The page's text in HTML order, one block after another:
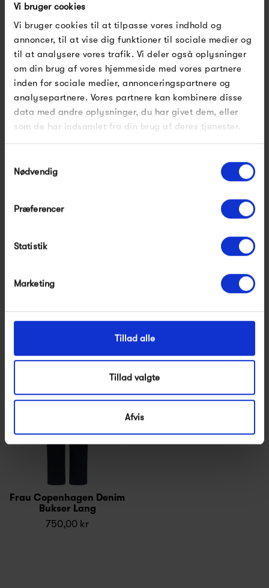
Vi bruger cookies
Vi bruger cookies til at tilpasse vores indhold og
annoncer, til at vise dig funktioner til sociale medier og
til at analysere vores trafik. Vi deler også oplysninger
om din brug af vores hjemmeside med vores partnere
inden for sociale medier, annonceringspartnere og
analysepartnere. Vores partnere kan kombinere disse
data med andre oplysninger, du har givet dem, eller
som de har indsamlet fra din brug af deres tjenester.
Nødvendig
Præferencer
Statistik
Marketing
Tillad alle
Tillad valgte
Afvis
Frau Melbourne
Ankelbukser
550,00 kr
Frau Seoul Lang Denim
Skjorte
1 000,00 kr
Frau Paris Denim Kjole
Frau Copenhagen Denim
Ankelbukser
Frau Copenhagen Denim
Bukser Lang
750,00 kr